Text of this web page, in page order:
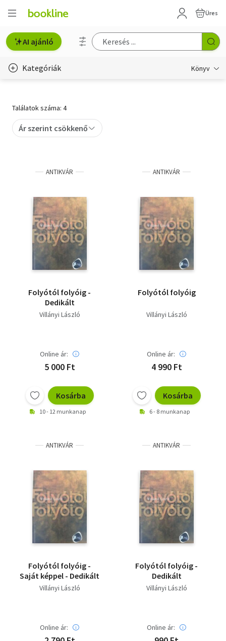
Üres
AI ajánló
Kategóriák Könyv
Gyermek- és ifjúsági
Művészet
Szakkönyv
Szótár, nyelvkönyv
Tankönyv, segédkönyv
Társadalomtudomány
Természettudomány
Találatok száma: 4
Ár szerint csökkenő
ANTIKVÁR
Folyótól folyóig -
Dedikált
Villányi László
Online ár:
5 000 Ft
Kosárba
10 - 12 munkanap
ANTIKVÁR
Folyótól folyóig
Villányi László
Online ár:
4 990 Ft
Kosárba
6 - 8 munkanap
ANTIKVÁR
Folyótól folyóig -
Saját képpel - Dedikált
Villányi László
Online ár:
ANTIKVÁR
Folyótól folyóig -
Dedikált
Villányi László
Online ár: